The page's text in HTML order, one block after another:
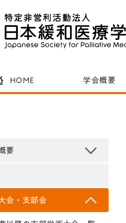
HOME 学会概要
要
会・支部会